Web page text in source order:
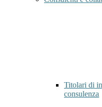
Titolari di
consulenza